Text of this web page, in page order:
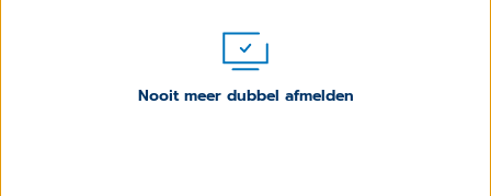
Nooit meer dubbel afmelden